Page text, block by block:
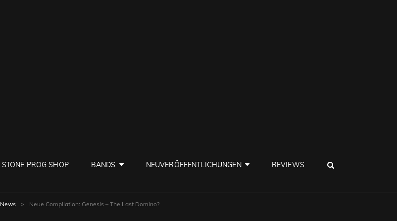
STONE PROG SHOP BANDS NEUVERÖFFENTLICHUNGEN REVIEWS
News > Neue Compilation: Genesis – The Last Domino?